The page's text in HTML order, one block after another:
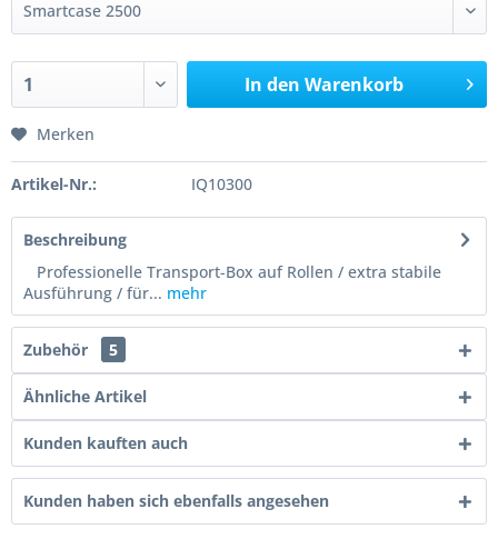
In den Warenkorb
Merken
Artikel-Nr.: IQ10300
Beschreibung
Professionelle Transport-Box auf Rollen / extra stabile
Ausführung / für... mehr
Zubehör 5
Ähnliche Artikel
Kunden kauften auch
Kunden haben sich ebenfalls angesehen